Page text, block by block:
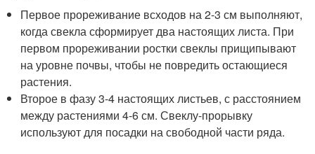
Первое прореживание всходов на 2-3 см выполняют,
когда свекла сформирует два настоящих листа. При
первом прореживании ростки свеклы прищипывают
на уровне почвы, чтобы не повредить остающиеся
растения.
Второе в фазу 3-4 настоящих листьев, с расстоянием
между растениями 4-6 см. Свеклу-прорывку
используют для посадки на свободной части ряда.